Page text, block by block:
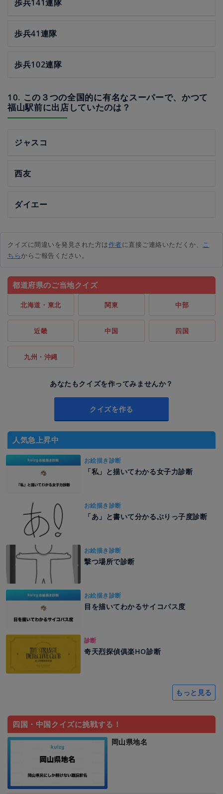
歩兵141連隊
歩兵41連隊
歩兵102連隊
10. この３つの全国的に有名なスーパーで、かつて
福山駅前に出店していたのは？
ジャスコ
西友
ダイエー
クイズに間違いを発見された方は作者に直接ご連絡いただくか、 こ
ちらからご報告ください。
都道府県のご当地クイズ
北海道・東北 関東 中部
近畿 中国 四国
九州・沖縄
あなたもクイズを作ってみませんか？
クイズを作る
人気急上昇中
お絵描き診断
「私」と描いてわかる女子力診断
お絵描き診断
「あ」と書いて分かるぶりっ子度診断
お絵描き診断
撃つ場所で診断
お絵描き診断
目を描いてわかるサイコパス度
診断
奇天烈探偵俱楽HO診断
もっと見る
四国・中国クイズに挑戦する！
岡山県地名